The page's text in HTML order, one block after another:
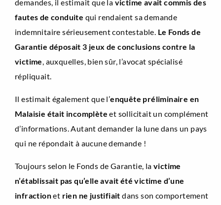
demandes, il estimait que la victime avait commis des
fautes de conduite qui rendaient sa demande
indemnitaire sérieusement contestable. Le Fonds de
Garantie déposait 3 jeux de conclusions contre la
victime, auxquelles, bien sûr, l’avocat spécialisé
répliquait.
Il estimait également que l’enquête préliminaire en
Malaisie était incomplète et sollicitait un complément
d’informations. Autant demander la lune dans un pays
qui ne répondait à aucune demande !
Toujours selon le Fonds de Garantie, la victime
n’établissait pas qu’elle avait été victime d’une
infractionet rien ne justifiait dans son comportement